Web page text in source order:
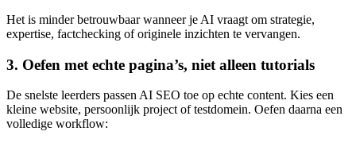
Het is minder betrouwbaar wanneer je AI vraagt om strategie,
expertise, factchecking of originele inzichten te vervangen.
3. Oefen met echte pagina’s, niet alleen tutorials
De snelste leerders passen AI SEO toe op echte content. Kies een
kleine website, persoonlijk project of testdomein. Oefen daarna een
volledige workflow: